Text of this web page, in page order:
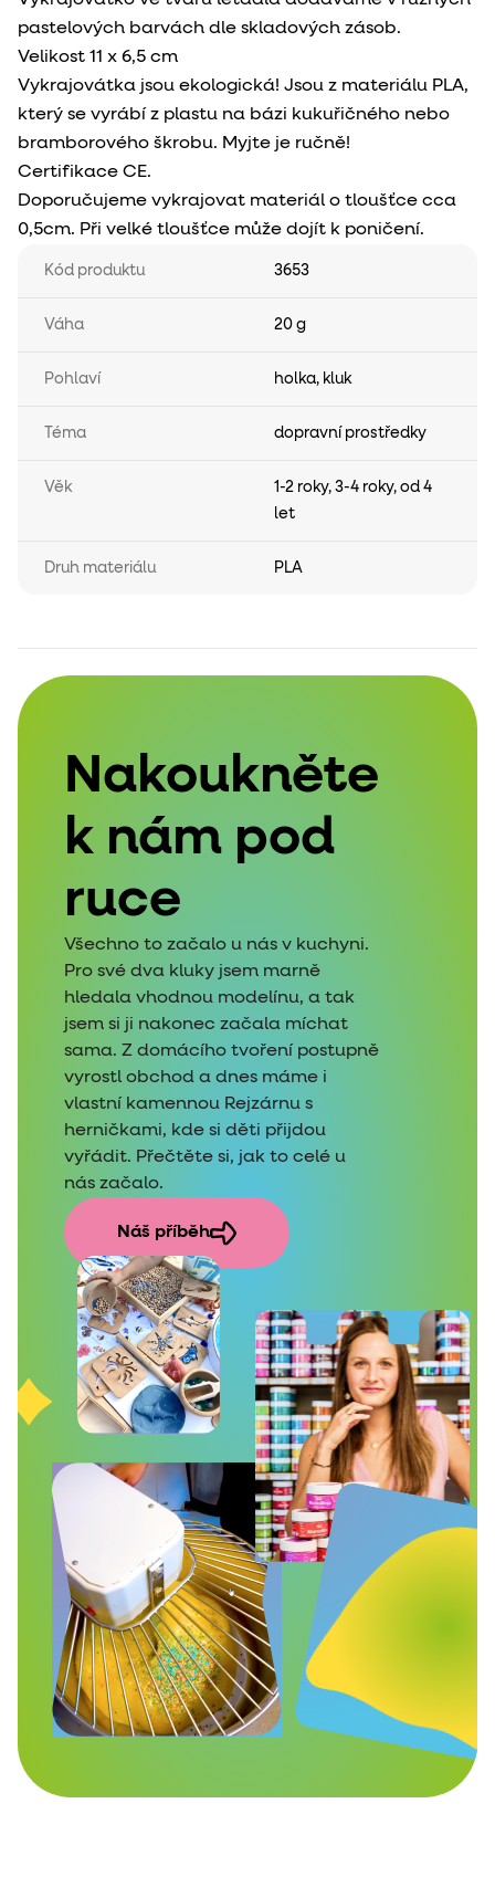
pastelových barvách dle skladových zásob.
Velikost 11 x 6,5 cm
Vykrajovátka jsou ekologická! Jsou z materiálu PLA,
který se vyrábí z plastu na bázi kukuřičného nebo
bramborového škrobu. Myjte je ručně!
Certifikace CE.
Doporučujeme vykrajovat materiál o tloušťce cca
0,5cm. Při velké tloušťce může dojít k poničení.
Kód produktu 3653
Váha 20 g
Pohlaví holka, kluk
Téma dopravní prostředky
Věk 1-2 roky, 3-4 roky, od 4
let
Druh materiálu PLA
Nakoukněte
k nám pod
ruce
Všechno to začalo u nás v kuchyni.
Pro své dva kluky jsem marně
hledala vhodnou modelínu, a tak
jsem si ji nakonec začala míchat
sama. Z domácího tvoření postupně
vyrostl obchod a dnes máme i
vlastní kamennou Rejzárnu s
herničkami, kde si děti přijdou
vyřádit. Přečtěte si, jak to celé u
nás začalo.
Náš příběh